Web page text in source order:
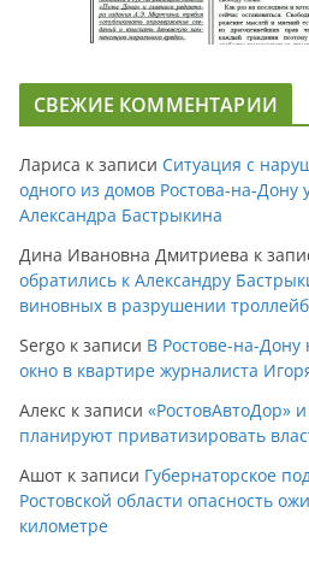
СВЕЖИЕ КОММЕНТАРИИ
Лариса к записи Ситуация с
одного из домов Ростова-на-Дону
Александра Бастрыкина
Дина Ивановна Дмитриева к
обратились к Александру
виновных в разрушении
Sergo к записи В Ростове-на-
окно в квартире журналиста
Алекс к записи «РостовАвтоДор»
планируют приватизировать
Ашот к записи Губернаторское
Ростовской области опасность
километре